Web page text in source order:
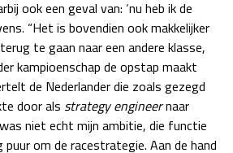
ook een geval van: ‘nu heb ik de
“Het is bovendien ook makkelijker
te gaan naar een andere klasse,
kampioenschap de opstap maakt
de Nederlander die zoals gezegd
door als strategy engineernaar
niet echt mijn ambitie, die functie
om de racestrategie. Aan de hand